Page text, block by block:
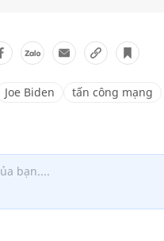
Joe Biden tấn công mạng